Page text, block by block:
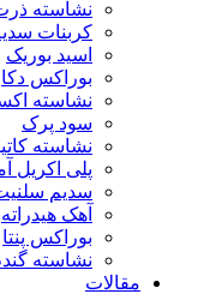
نشاسته
کربنات
اسید بوریک
بوراکس دکا
نشاسته
سود پرک
نشاسته
پلی اکریل
سدیم
آهک هیدراته
بوراکس پنتا
نشاسته
مقالات